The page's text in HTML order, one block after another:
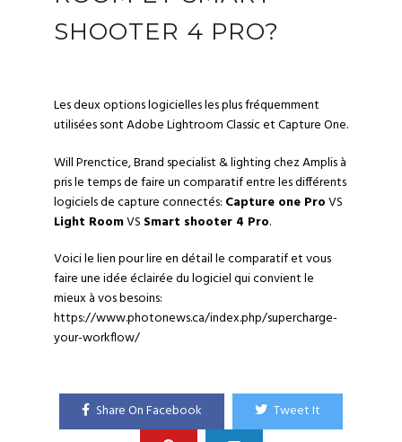
SHOOTER 4 PRO?
Les deux options logicielles les plus fréquemment
utilisées sont Adobe Lightroom Classic et Capture One.
Will Prenctice, Brand specialist & lighting chezAmplisà
pris le temps de faire un comparatif entre les différents
logiciels de capture connectés: Capture one ProVS
Light RoomVS Smart shooter 4 Pro.
Voici le lien pour lire en détail le comparatif et vous
faire une idée éclairée du logiciel qui convient le
mieux à vos besoins:
https://www.photonews.ca/index.php/supercharge-
your-workflow/
Share On Facebook Tweet It